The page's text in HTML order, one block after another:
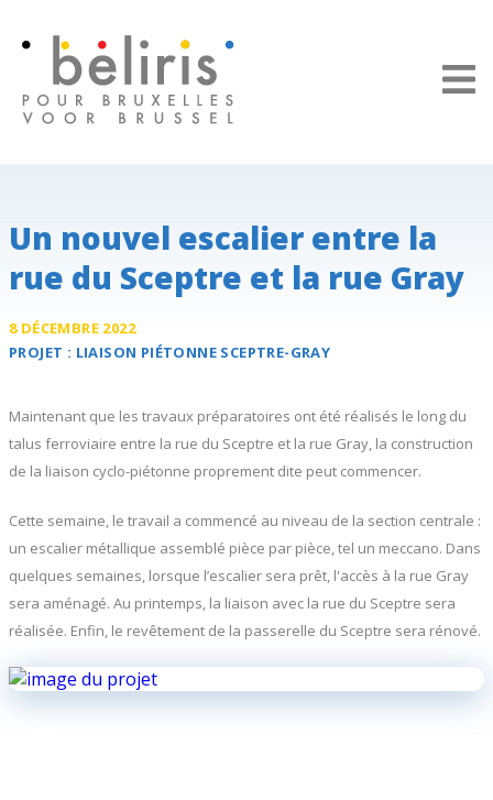
Un nouvel escalier entre la
rue du Sceptre et la rue Gray
8 DÉCEMBRE 2022
PROJET : LIAISON PIÉTONNE SCEPTRE-GRAY
Maintenant que les travaux préparatoires ont été réalisés le long du
talus ferroviaire entre la rue du Sceptre et la rue Gray, la construction
de la liaison cyclo-piétonne proprement dite peut commencer.
Cette semaine, le travail a commencé au niveau de la section centrale :
un escalier métallique assemblé pièce par pièce, tel un meccano. Dans
quelques semaines, lorsque l’escalier sera prêt, l'accès à la rue Gray
sera aménagé. Au printemps, la liaison avec la rue du Sceptre sera
réalisée. Enfin, le revêtement de la passerelle du Sceptre sera rénové.